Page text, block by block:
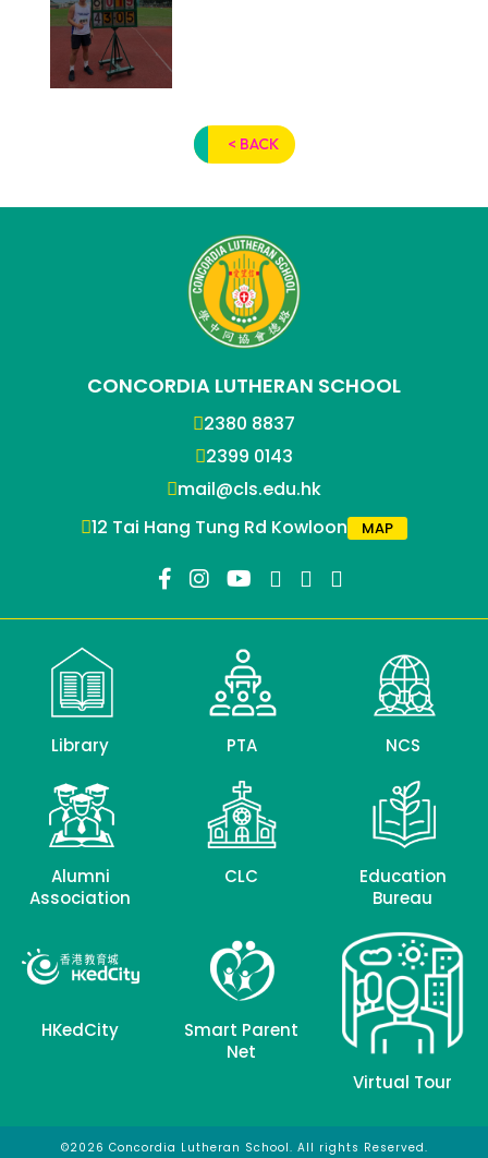
< BACK
CONCORDIA LUTHERAN SCHOOL
2380 8837
2399 0143
mail@cls.edu.hk
12 Tai Hang Tung Rd Kowloon
MAP
Library PTA NCS
Alumni
Association
CLC
Education
Bureau
HKedCity
Smart Parent
Net
Virtual Tour
©2026 Concordia Lutheran School. All rights Reserved.